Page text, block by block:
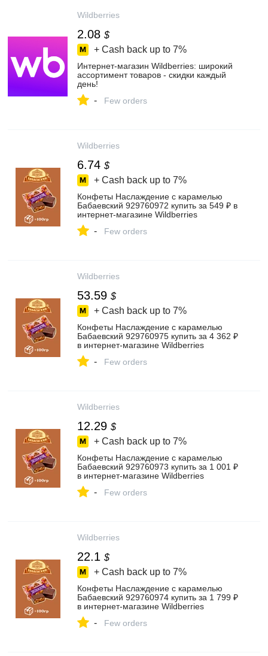
Wildberries
2.08 $
+ Cash back up to 7%
Интернет‑магазин Wildberries: широкий
ассортимент товаров - скидки каждый
день!
- Few orders
Wildberries
6.74 $
+ Cash back up to 7%
Конфеты Наслаждение с карамелью
Бабаевский 929760972 купить за 549 ₽ в
интернет‑магазине Wildberries
- Few orders
Wildberries
53.59 $
+ Cash back up to 7%
Конфеты Наслаждение с карамелью
Бабаевский 929760975 купить за 4 362 ₽
в интернет‑магазине Wildberries
- Few orders
Wildberries
12.29 $
+ Cash back up to 7%
Конфеты Наслаждение с карамелью
Бабаевский 929760973 купить за 1 001 ₽
в интернет‑магазине Wildberries
- Few orders
Wildberries
22.1 $
+ Cash back up to 7%
Конфеты Наслаждение с карамелью
Бабаевский 929760974 купить за 1 799 ₽
в интернет‑магазине Wildberries
- Few orders